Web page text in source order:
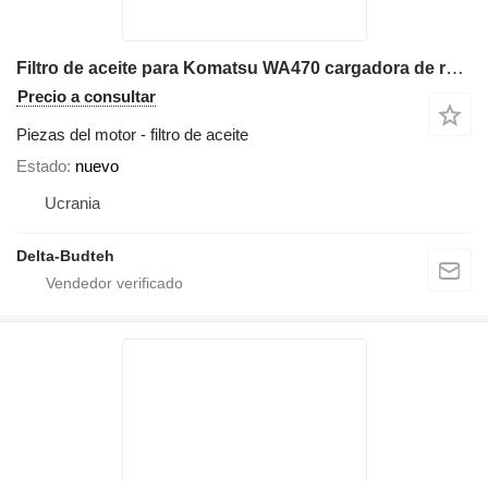
Filtro de aceite para Komatsu WA470 cargadora de ruedas
Precio a consultar
Piezas del motor - filtro de aceite
Estado nuevo
Ucrania
Delta-Budteh